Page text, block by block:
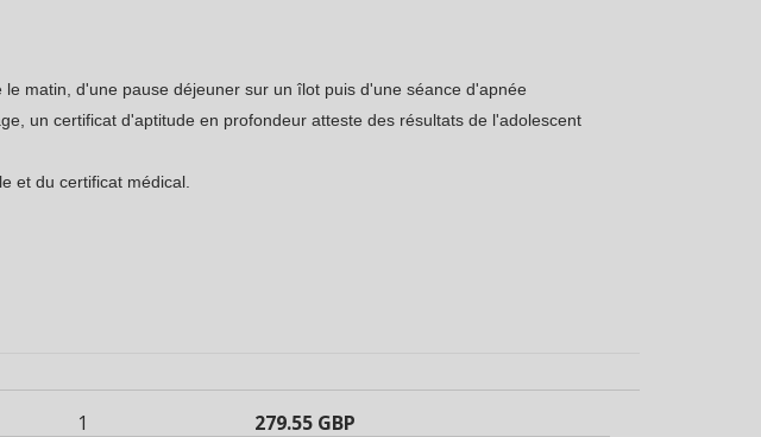
matin, d'une pause déjeuner sur un îlot puis d'une séance d'apnée
un certificat d'aptitude en profondeur atteste des résultats de l'adolescent
et du certificat médical.
1 279.55 GBP